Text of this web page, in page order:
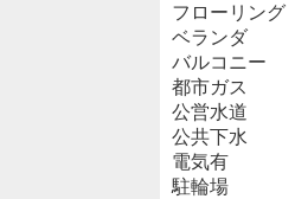
フローリング
ベランダ
バルコニー
都市ガス
公営水道
公共下水
電気有
駐輪場